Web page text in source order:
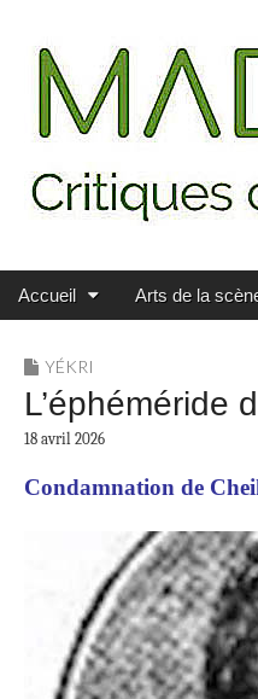
Main menu
Skip to content
Accueil Arts de la
YÉKRI
L’éphéméride
18 avril 2026
Condamnation de